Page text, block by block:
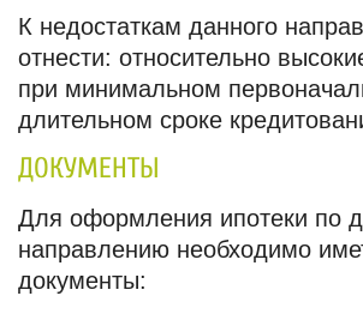
К недостаткам данного
отнести: относительно
при минимальном
длительном сроке
ДОКУМЕНТЫ
Для оформления ипотеки по
направлению необходимо
документы: